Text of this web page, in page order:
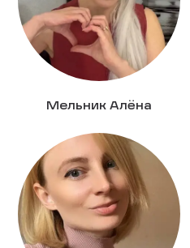
Мельник Алёна